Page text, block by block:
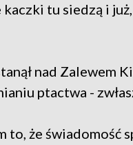
tu siedzą i
nad Zalewem
ptactwa -
to, że świadomość